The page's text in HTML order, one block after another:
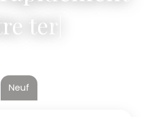
terrain
Neuf